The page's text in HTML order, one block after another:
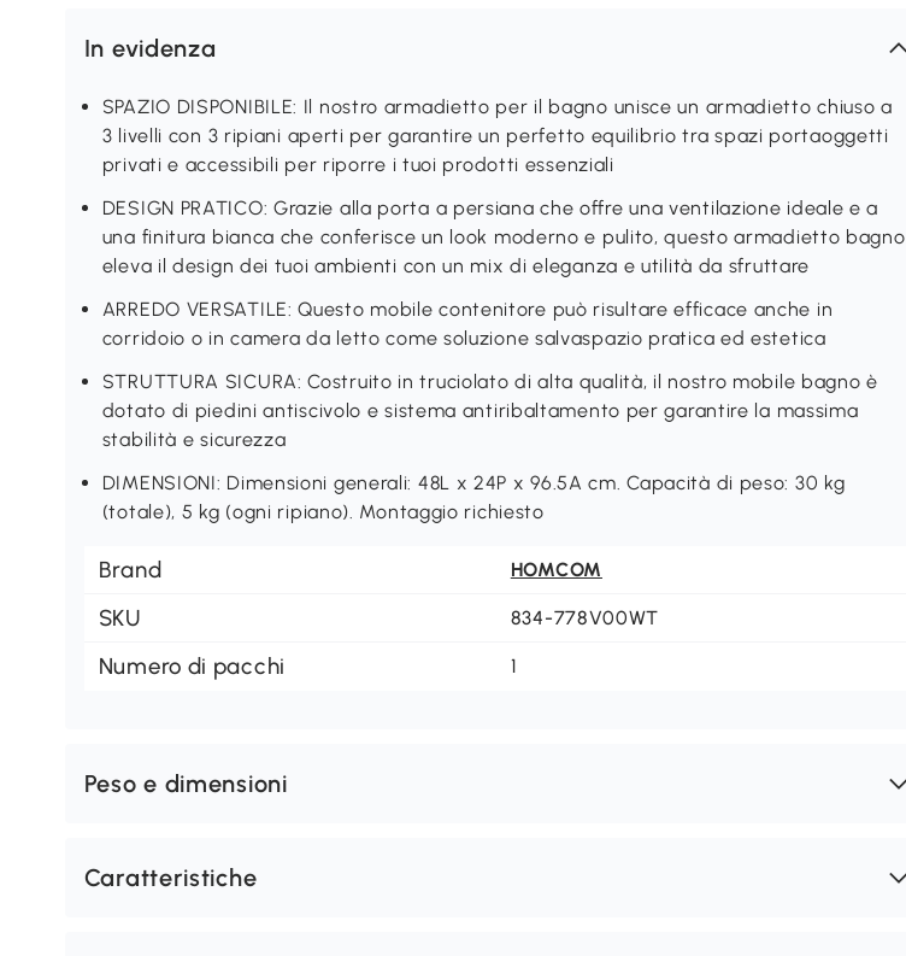
In evidenza
SPAZIO DISPONIBILE: Il nostro armadietto per il bagno unisce un armadietto chiuso a
3 livelli con 3 ripiani aperti per garantire un perfetto equilibrio tra spazi portaoggetti
privati e accessibili per riporre i tuoi prodotti essenziali
DESIGN PRATICO: Grazie alla porta a persiana che offre una ventilazione ideale e a
una finitura bianca che conferisce un look moderno e pulito, questo armadietto bagno
eleva il design dei tuoi ambienti con un mix di eleganza e utilità da sfruttare
ARREDO VERSATILE: Questo mobile contenitore può risultare efficace anche in
corridoio o in camera da letto come soluzione salvaspazio pratica ed estetica
STRUTTURA SICURA: Costruito in truciolato di alta qualità, il nostro mobile bagno è
dotato di piedini antiscivolo e sistema antiribaltamento per garantire la massima
stabilità e sicurezza
DIMENSIONI: Dimensioni generali: 48L x 24P x 96.5A cm. Capacità di peso: 30 kg
(totale), 5 kg (ogni ripiano). Montaggio richiesto
Brand HOMCOM
SKU 834-778V00WT
Numero di pacchi 1
Peso e dimensioni
Caratteristiche